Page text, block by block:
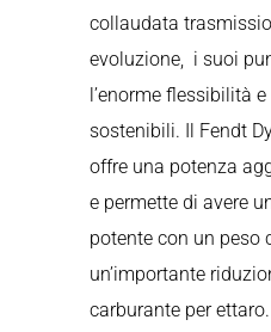
collaudata
evoluzione, i suoi
l’enorme flessibilità
sostenibili. Il Fendt
offre una potenza
e permette di avere
potente con un peso
un’importante
carburante per